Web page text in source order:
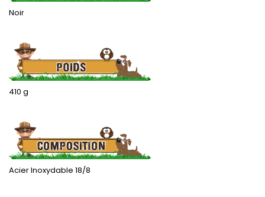
Noir
.
410 g
.
Acier Inoxydable 18/8
.